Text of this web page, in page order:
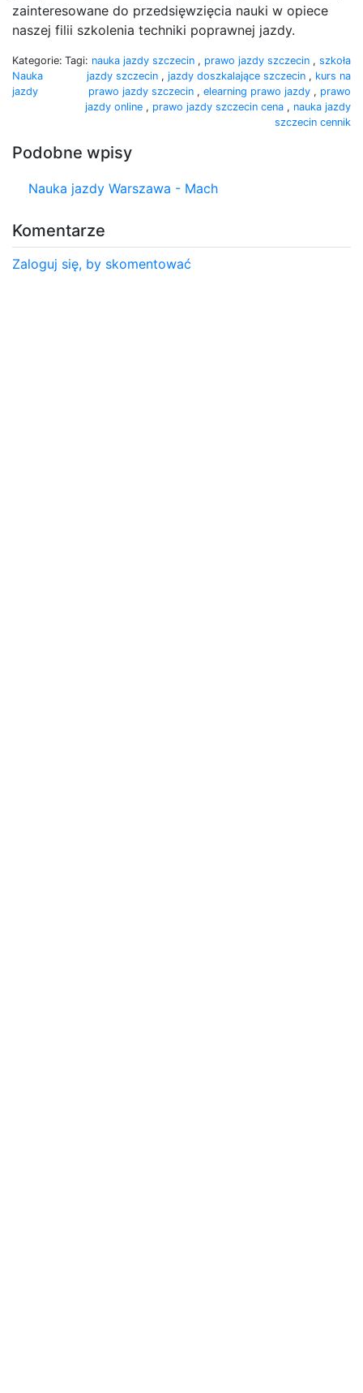
zainteresowane do przedsięwzięcia nauki w opiece
naszej filii szkolenia techniki poprawnej jazdy.
Kategorie:
Nauka
jazdy
Tagi: nauka jazdy szczecin , prawo jazdy szczecin , szkoła
jazdy szczecin , jazdy doszkalające szczecin , kurs na
prawo jazdy szczecin , elearning prawo jazdy , prawo
jazdy online , prawo jazdy szczecin cena , nauka jazdy
szczecin cennik
Podobne wpisy
Nauka jazdy Warszawa - Mach
Komentarze
Zaloguj się, by skomentować